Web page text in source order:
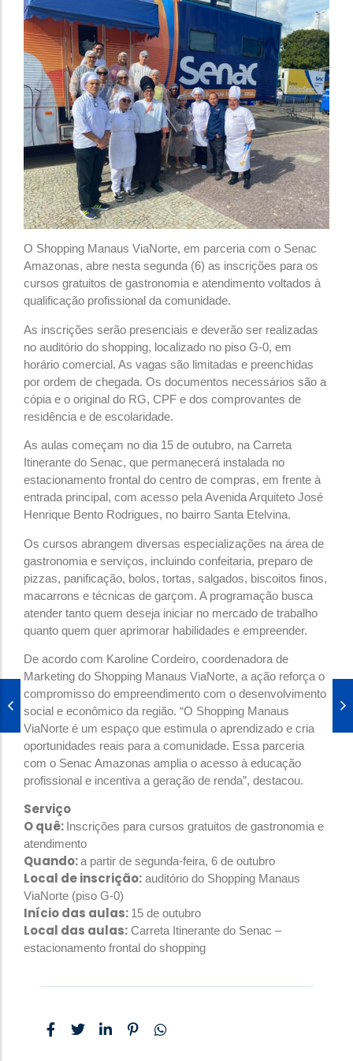
O Shopping Manaus ViaNorte, em parceria com o Senac
Amazonas, abre nesta segunda (6) as inscrições para os
cursos gratuitos de gastronomia e atendimento voltados à
qualificação profissional da comunidade.
As inscrições serão presenciais e deverão ser realizadas
no auditório do shopping, localizado no piso G-0, em
horário comercial. As vagas são limitadas e preenchidas
por ordem de chegada. Os documentos necessários são a
cópia e o original do RG, CPF e dos comprovantes de
residência e de escolaridade.
As aulas começam no dia 15 de outubro, na Carreta
Itinerante do Senac, que permanecerá instalada no
estacionamento frontal do centro de compras, em frente à
entrada principal, com acesso pela Avenida Arquiteto José
Henrique Bento Rodrigues, no bairro Santa Etelvina.
Os cursos abrangem diversas especializações na área de
gastronomia e serviços, incluindo confeitaria, preparo de
pizzas, panificação, bolos, tortas, salgados, biscoitos finos,
macarrons e técnicas de garçom. A programação busca
atender tanto quem deseja iniciar no mercado de trabalho
quanto quem quer aprimorar habilidades e empreender.
De acordo com Karoline Cordeiro, coordenadora de
Marketing do Shopping Manaus ViaNorte, a ação reforça o
compromisso do empreendimento com o desenvolvimento
social e econômico da região. “O Shopping Manaus
ViaNorte é um espaço que estimula o aprendizado e cria
oportunidades reais para a comunidade. Essa parceria
com o Senac Amazonas amplia o acesso à educação
profissional e incentiva a geração de renda”, destacou.
Serviço
O quê: Inscrições para cursos gratuitos de gastronomia e
atendimento
Quando:a partir de segunda-feira, 6 de outubro
Local de inscrição: auditório do Shopping Manaus
ViaNorte (piso G-0)
Início das aulas: 15 de outubro
Local das aulas: Carreta Itinerante do Senac –
estacionamento frontal do shopping